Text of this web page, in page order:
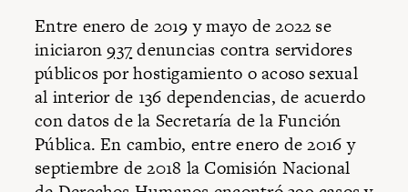
Entre enero de 2019 y mayo de 2022 se
iniciaron937denuncias contra servidores
públicos por hostigamiento o acoso sexual
al interior de 136 dependencias, de acuerdo
con datos de la Secretaría de la Función
Pública. En cambio, entre enero de 2016 y
septiembre de 2018 la Comisión Nacional